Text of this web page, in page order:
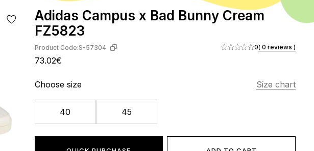
Adidas Campus x Bad Bunny Cream
FZ5823
Product Code:S-57304
73.02€
0( 0 reviews )
Choose size Size chart
40 45